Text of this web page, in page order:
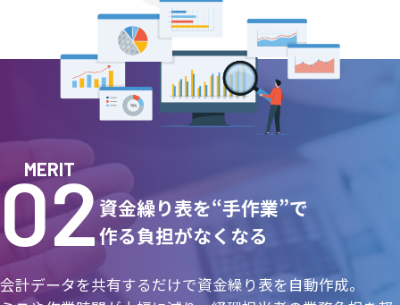
MERIT
資金繰り表を“手作業”で
作る負担がなくなる
会計データを共有するだけで資金繰り表を自動作成。